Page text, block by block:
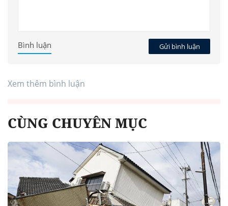
Gửi bình luận
Bình luận
Xem thêm bình luận
CÙNG CHUYÊN MỤC